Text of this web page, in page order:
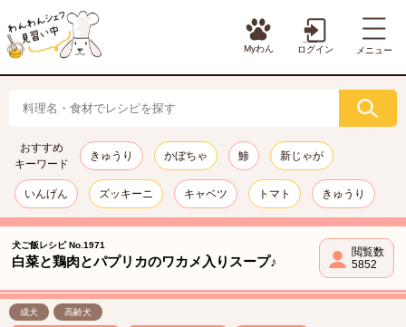
Myわん ログイン メニュー
おすすめ
キーワード
きゅうり かぼちゃ 鯵 新じゃが
いんげん ズッキーニ キャベツ トマト きゅうり
犬ご飯レシピ No.1971
白菜と鶏肉とパプリカのワカメ入りスープ♪
閲覧数
5852
成犬 高齢犬